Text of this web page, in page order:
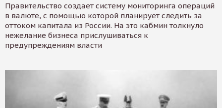
Правительство создает систему мониторинга операций
в валюте, с помощью которой планирует следить за
оттоком капитала из России. На это кабмин толкнуло
нежелание бизнеса прислушиваться к
предупреждениям власти